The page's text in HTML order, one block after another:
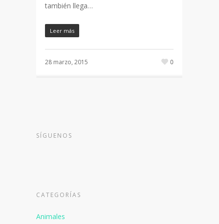
también llega…
Leer más
28 marzo, 2015 0
SÍGUENOS
CATEGORÍAS
Animales